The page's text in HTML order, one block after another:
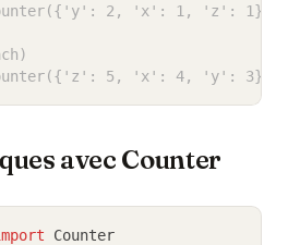
2, 'x': 1, 'z': 1})
5, 'x': 4, 'y': 3})
avec Counter
Counter